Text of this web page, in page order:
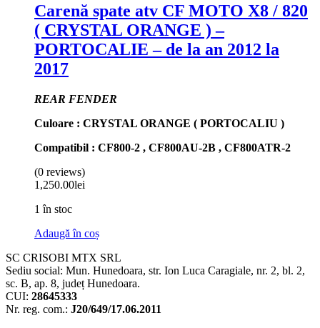
Carenă spate atv CF MOTO X8 / 820
( CRYSTAL ORANGE ) –
PORTOCALIE – de la an 2012 la
2017
REAR FENDER
Culoare : CRYSTAL ORANGE ( PORTOCALIU )
Compatibil : CF800-2 , CF800AU-2B , CF800ATR-2
(0 reviews)
1,250.00lei
1 în stoc
Adaugă în coș
SC CRISOBI MTX SRL
Sediu social: Mun. Hunedoara, str. Ion Luca Caragiale, nr. 2, bl. 2,
sc. B, ap. 8, județ Hunedoara.
CUI: 28645333
Nr. reg. com.: J20/649/17.06.2011